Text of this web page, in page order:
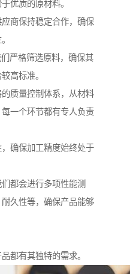
优质的原材料。
商保持稳定合作，确保
严格筛选原料，确保其
高标准。
质量控制体系，从材料
一个环节都有专人负责
确保加工精度始终处于
都会进行多项性能测
久性等，确保产品能够
都有其独特的需求。